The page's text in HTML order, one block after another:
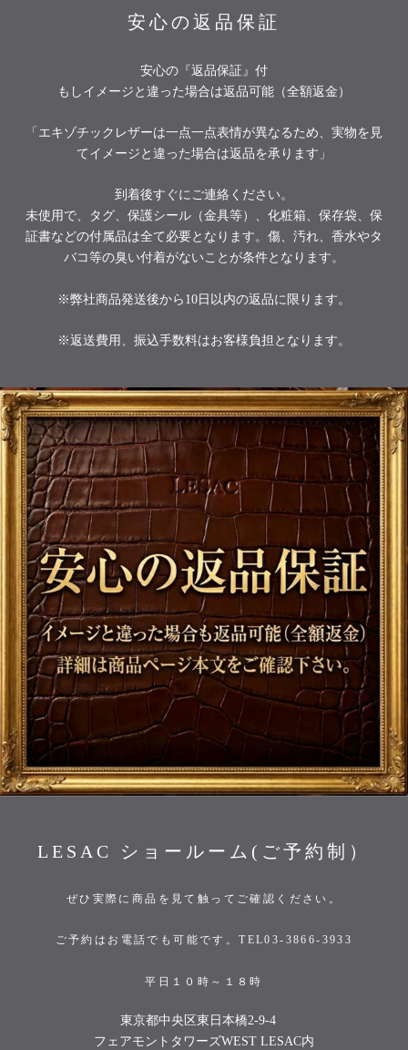
安心の返品保証
安心の『返品保証』付
もしイメージと違った場合は返品可能（全額返金）
「エキゾチックレザーは一点一点表情が異なるため、実物を見
てイメージと違った場合は返品を承ります」
到着後すぐにご連絡ください。
未使用で、タグ、保護シール（金具等）、化粧箱、保存袋、保
証書などの付属品は全て必要となります。傷、汚れ、香水やタ
バコ等の臭い付着がないことが条件となります。
※弊社商品発送後から10日以内の返品に限ります。
※返送費用、振込手数料はお客様負担となります。
LESAC ショールーム(ご予約制）
ぜひ実際に商品を見て触ってご確認ください。
ご予約はお電話でも可能です。TEL03-3866-3933
平日１０時～１８時
東京都中央区東日本橋2-9-4
フェアモントタワーズWEST LESAC内